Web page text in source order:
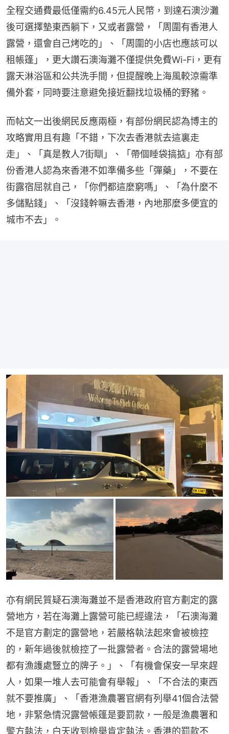
全程交通費最低僅需約6.45元人民幣，到達石澳沙灘
後可選擇墊東西躺下，又或者露營，「周圍有香港人
露營，還會自己烤吃的」、「周圍的小店也應該可以
租帳篷」，更大讚石澳海灘不僅提供免費Wi-Fi，更有
露天淋浴區和公共洗手間，但提醒晚上海風較涼需準
備外套，同時要注意避免接近翻找垃圾桶的野豬。
而帖文一出後網民反應兩極，有部份網民認為博主的
攻略實用且有趣「不錯，下次去香港就去這裏走
走」、「真是教人7街瞓」、「帶個睡袋搞掂」亦有部
份香港人認為來香港不如準備多些「彈藥」，不要在
街露宿屈就自己，「你們都這麼窮嗎」、「為什麼不
多儲點錢」、「沒錢幹嘛去香港，內地那麼多便宜的
城市不去」。
亦有網民質疑石澳海灘並不是香港政府官方劃定的露
營地方，若在海灘上露營可能已經違法，「石澳海灘
不是官方劃定的露營地，若嚴格執法起來會被檢控
的，新年過後就檢控了一批露營者。合法的露營場地
都有漁護處豎立的牌子。」、「有機會保安一早來趕
人，如果一堆人去可能會有舉報」、「不合法的東西
就不要推廣」、「香港漁農署官網有列舉41個合法營
地，非緊急情況露營帳篷是要罰款，一般是漁農署和
警方執法，白天收到檢舉肯定執法。香港的罰款不